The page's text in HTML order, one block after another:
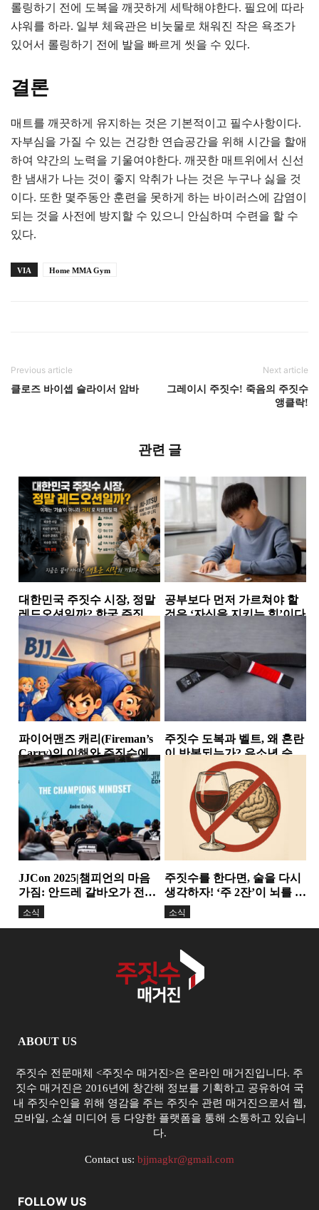
롤링하기 전에 도복을 깨끗하게 세탁해야한다. 필요에 따라
샤워를 하라. 일부 체육관은 비눗물로 채워진 작은 욕조가
있어서 롤링하기 전에 발을 빠르게 씻을 수 있다.
결론
매트를 깨끗하게 유지하는 것은 기본적이고 필수사항이다.
자부심을 가질 수 있는 건강한 연습공간을 위해 시간을 할애
하여 약간의 노력을 기울여야한다. 깨끗한 매트위에서 신선
한 냄새가 나는 것이 좋지 악취가 나는 것은 누구나 싫을 것
이다. 또한 몇주동안 훈련을 못하게 하는 바이러스에 감염이
되는 것을 사전에 방지할 수 있으니 안심하며 수련을 할 수
있다.
VIA Home MMA Gym
Previous article
클로즈 바이셉 슬라이서 암바
Next article
그레이시 주짓수! 죽음의 주짓수
앵클락!
관련 글
대한민국 주짓수 시장, 정말
레드오션일까? 한국 주짓수
시장에서 살아남는 체육관
들의 공통점
소식
공부보다 먼저 가르쳐야 할
것은 ‘자신을 지키는 힘’이다
파이어맨즈 캐리(Fireman’s
Carry)의 이해와 주짓수에서
의 활용
테이크다운
주짓수 도복과 벨트, 왜 혼란
이 반복되는가? 유소년 승급
논란이 던진 구조적...
JJCon 2025|챔피언의 마음
가짐: 안드레 갈바오가 전한
정신력과 변화의 힘
소식
주짓수를 한다면, 술을 다시
생각하자! ‘주 2잔’이 뇌를 줄
인다. 기술보다 더...
소식
ABOUT US
주짓수 전문매체 <주짓수 매거진>은 온라인 매거진입니다. 주
짓수 매거진은 2016년에 창간해 정보를 기획하고 공유하여 국
내 주짓수인을 위해 영감을 주는 주짓수 관련 매거진으로서 웹,
모바일, 소셜 미디어 등 다양한 플랫폼을 통해 소통하고 있습니
다.
Contact us: bjjmagkr@gmail.com
FOLLOW US